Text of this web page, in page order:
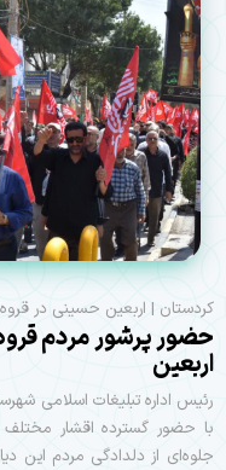
کردستان | اربعین حسینی در قروه
حضور پرشور مردم
اربعین
رئیس اداره تبلیغات اسلامی
با حضور گسترده اقشار مختلف
جلوه‌ای از دلدادگی مردم این